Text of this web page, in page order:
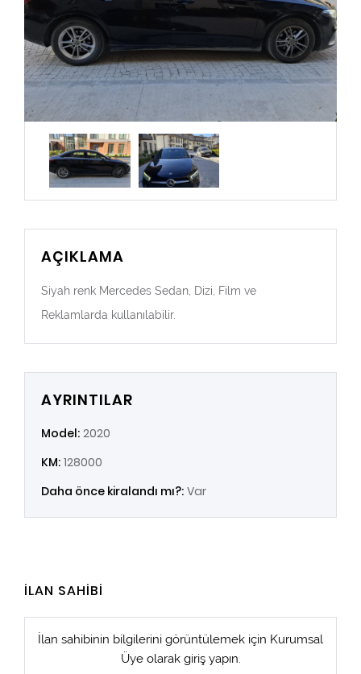
AÇIKLAMA
Siyah renk Mercedes Sedan, Dizi, Film ve
Reklamlarda kullanılabilir.
AYRINTILAR
Model: 2020
KM: 128000
Daha önce kiralandı mı?: Var
İLAN SAHİBİ
İlan sahibinin bilgilerini görüntülemek için Kurumsal
Üyeolarak giriş yapın.